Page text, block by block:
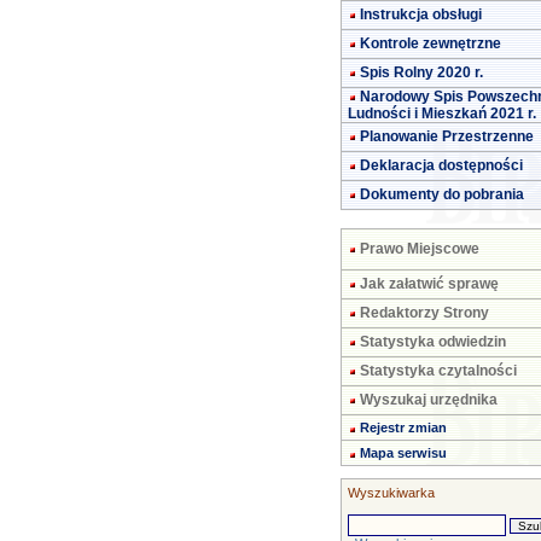
Instrukcja obsługi
Kontrole zewnętrzne
Spis Rolny 2020 r.
Narodowy Spis
Ludności i Mieszkań 2021 r.
Planowanie Przestrzenne
Deklaracja dostępności
Dokumenty do pobrania
Prawo Miejscowe
Jak załatwić sprawę
Redaktorzy Strony
Statystyka odwiedzin
Statystyka czytalności
Wyszukaj urzędnika
Rejestr zmian
Mapa serwisu
Wyszukiwarka